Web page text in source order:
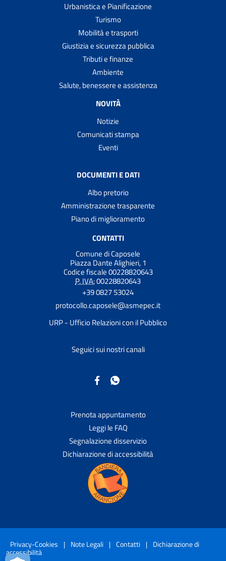
Urbanistica e Pianificazione
Turismo
Mobilità e trasporti
Giustizia e sicurezza pubblica
Tributi e finanze
Ambiente
Salute, benessere e assistenza
NOVITÀ
Notizie
Comunicati stampa
Eventi
DOCUMENTI E DATI
Albo pretorio
Amministrazione trasparente
Piano di miglioramento
CONTATTI
Comune di Caposele
Piazza Dante Alighieri, 1
Codice fiscale 00228820643
P. IVA:00228820643
+39 0827 53024
protocollo.caposele@asmepec.it
URP - Ufficio Relazioni con il Pubblico
Seguici sui nostri canali
Prenota appuntamento
Leggi le FAQ
Segnalazione disservizio
Dichiarazione di accessibilità
Privacy-Cookies | Note Legali | Contatti | Dichiarazione di
accessibilità